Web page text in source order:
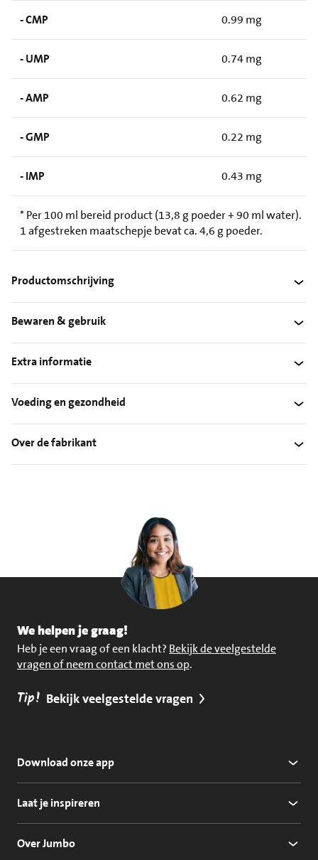
- CMP 0.99 mg
- UMP 0.74 mg
- AMP 0.62 mg
- GMP 0.22 mg
- IMP 0.43 mg
* Per 100 ml bereid product (13,8 g poeder + 90 ml water).
1 afgestreken maatschepje bevat ca. 4,6 g poeder.
Productomschrijving
Bewaren & gebruik
Extra informatie
Voeding en gezondheid
Over de fabrikant
We helpen je graag!
Heb je een vraag of een klacht? Bekijk de veelgestelde
vragen of neem contact met ons op.
Tip! Bekijk veelgestelde vragen
Download onze app
Laat je inspireren
Over Jumbo